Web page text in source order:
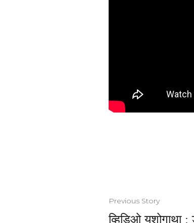
Previous Story
व्हिडिओ यशोगाथा